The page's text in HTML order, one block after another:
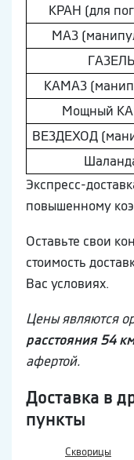
КРАН (для
МAЗ
ГAЗEЛЬ
КAМAЗ
Мощный
ВEЗДEХОД
Экспресс-
повышенному
Оставьте свои
стоимость
Вас условиях.
Цены являются
расстояния 54
афертой.
Доставка в
пункты
Скворицы